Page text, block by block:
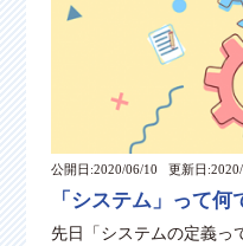
公開日:2020/06/10 更新日
「システム」って何
先日「システムの定義っ